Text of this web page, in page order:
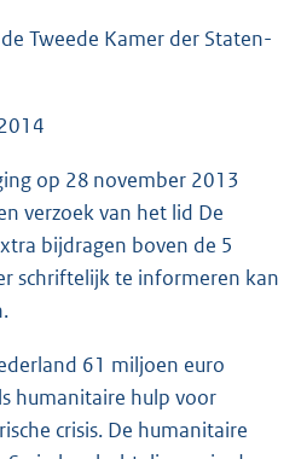
Tweede Kamer der Staten-
op 28 november 2013
verzoek van het lid De
bijdragen boven de 5
schriftelijk te informeren kan
61 miljoen euro
humanitaire hulp voor
crisis. De humanitaire